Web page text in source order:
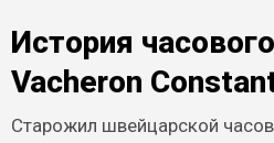
История
Vacheron
Старожил швейцарской